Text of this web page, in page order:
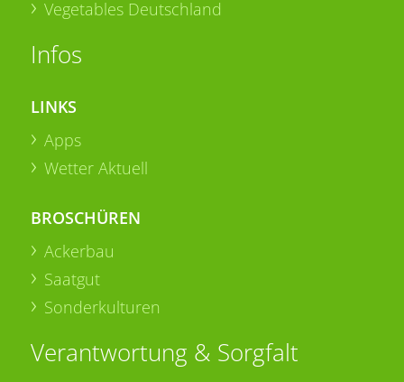
Vegetables Deutschland
Infos
LINKS
Apps
Wetter Aktuell
BROSCHÜREN
Ackerbau
Saatgut
Sonderkulturen
Verantwortung & Sorgfalt